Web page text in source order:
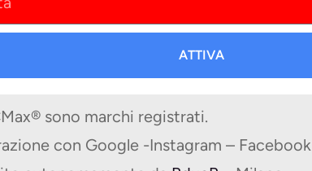
ATTIVA
sono marchi registrati.
con Google -Instagram – Facebook